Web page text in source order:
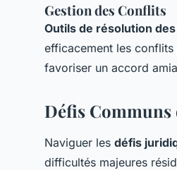
Gestion des Conflits
Outils de résolution
efficacement les conflits
favoriser un accord
Défis
Naviguer les défis
difficultés majeures